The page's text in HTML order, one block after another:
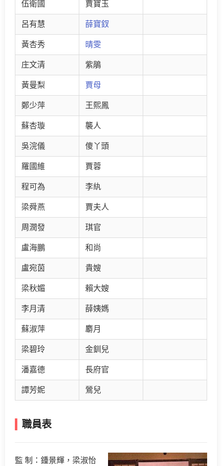
伍衛國 賈寶玉
呂有慧 薛寶釵
黃杏秀 晴雯
庄文清 紫鵑
黃曼梨 賈母
鄭少萍 王熙鳳
蘇杏璇 襲人
吳浣儀 傻丫頭
羅國維 賈蓉
程可為 李紈
梁舜燕 賈夫人
周潤發 琪官
盧海鵬 和尚
盧宛茵 貴嫂
梁秋媚 賴大嫂
李月清 薛姨媽
蘇淑萍 麝月
梁碧玲 金釧兒
潘嘉德 長府官
譚芳妮 鶯兒
職員表
監 制：鍾景輝，梁淑怡